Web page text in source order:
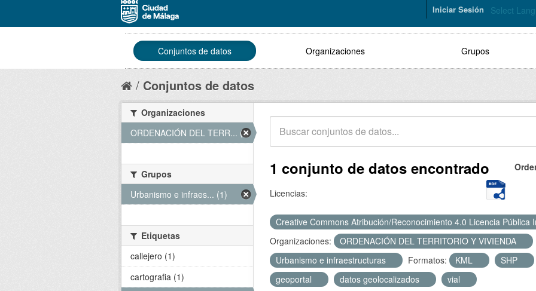
Select
Iniciar Sesión
Conjuntos de datos Organizaciones Grupos
Conjuntos de datos
1 conjunto de datos encontrado
Licencias:
Creative Commons Atribución/Reconocimiento 4.0 Licencia
Organizaciones:
ORDENACIÓN DEL TERRITORIO Y VIVIENDA
Urbanismo e infraestructuras
Formatos: KML
SHP
geoportal
datos geolocalizados vial
Organizaciones
ORDENACIÓN DEL TERR... (1)
Grupos
Urbanismo e infraes... (1)
Etiquetas
callejero (1)
cartografia (1)